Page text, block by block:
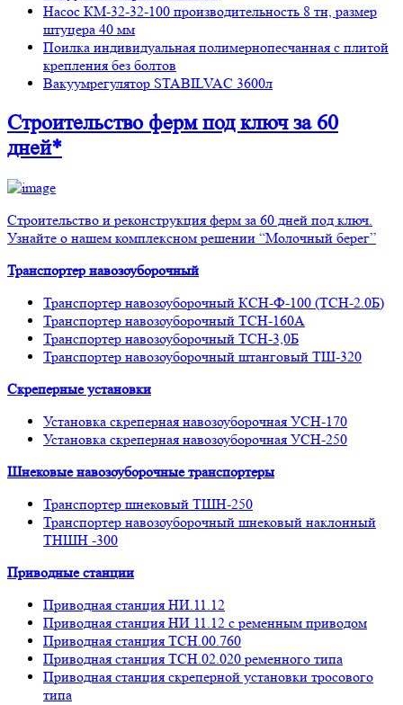
Насос КМ-32-32-100 производительность 8 тн, размер
штуцера 40 мм
Поилка индивидуальная полимернопесчанная с плитой
крепления без болтов
Вакуумрегулятор STABILVAC 3600л
Строительство фермпод ключ за 60
дней*
Строительство и реконструкция ферм за 60 дней под ключ.
Узнайте о нашем комплексном решении “Молочный берег”
Транспортер навозоуборочный
Транспортер навозоуборочный КСН-Ф-100 (ТСН-2.0Б)
Транспортер навозоуборочный ТСН-160А
Транспортер навозоуборочный ТСН-3,0Б
Транспортер навозоуборочный штанговый ТШ-320
Скреперные установки
Установка скреперная навозоуборочная УСН-170
Установка скреперная навозоуборочная УСН-250
Шнековые навозоуборочные транспортеры
Транспортер шнековый ТШН-250
Транспортер навозоуборочный шнековый наклонный
ТНШН -300
Приводные станции
Приводная станция НИ.11.12
Приводная станция НИ 11.12 с ременным приводом
Приводная станция ТСН.00.760
Приводная станция ТСН.02.020 ременного типа
Приводная станция скреперной установки тросового
типа